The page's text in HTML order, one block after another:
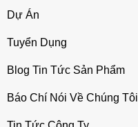
Dự Án
Tuyển Dụng
Blog Tin Tức Sản Phẩm
Báo Chí Nói Về Chúng Tôi